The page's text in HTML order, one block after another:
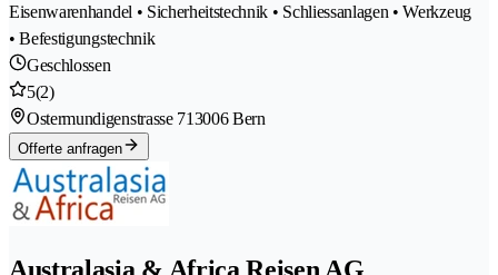
Eisenwarenhandel • Sicherheitstechnik • Schliessanlagen • Werkzeug
• Befestigungstechnik
Geschlossen
5(2)
Ostermundigenstrasse 713006 Bern
Offerte anfragen
Australasia & Africa Reisen AG